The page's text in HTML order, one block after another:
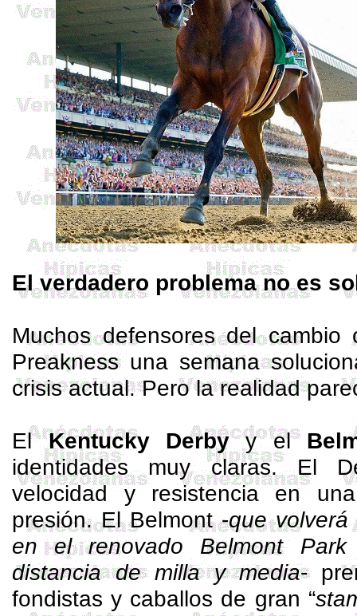
El verdadero problema no es
Muchos defensores del
Preaknessuna semana
crisis actual. Pero la realidad
ElKentucky Derbyy el
identidades muy claras. El
velocidad y resistencia en
presión. El Belmont -que
en el renovado Belmont
distancia de milla y media-
fondistas y caballos de gran “